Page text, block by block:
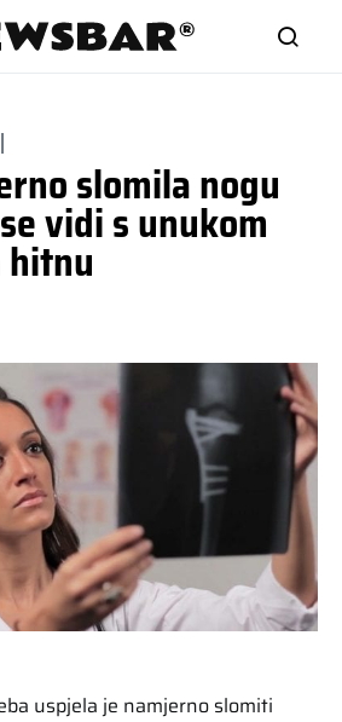
slomila nogu
vidi s unukom
uspjela je namjerno slomiti